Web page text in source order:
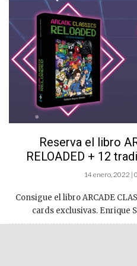
Reserva el libro
RELOADED + 12
14 enero, 2022 |
Consigue el libro ARCADE
cards exclusivas. Enrique